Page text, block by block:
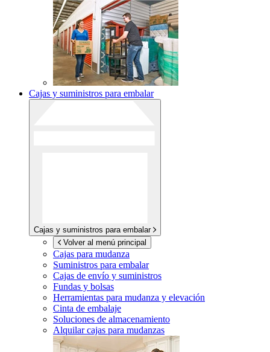
Cajas y suministros para embalar
Cajas y suministros para embalar
Volver al menú principal
Cajas para mudanza
Suministros para embalar
Cajas de envío y suministros
Fundas y bolsas
Herramientas para mudanza y elevación
Cinta de embalaje
Soluciones de almacenamiento
Alquilar cajas para mudanzas